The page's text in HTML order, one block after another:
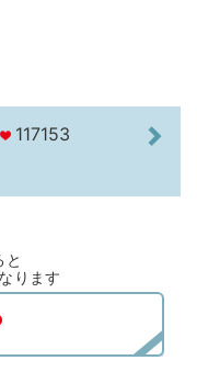
117153
と
ります